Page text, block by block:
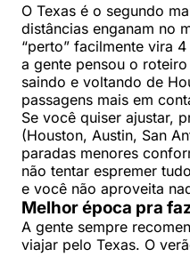
O Texas é o segundo
distâncias enganam no
“perto” facilmente vira
a gente pensou o
saindo e voltando de
passagens mais em
Se você quiser ajustar,
(Houston, Austin, San
paradas menores
não tentar espremer
e você não aproveita
Melhor época pra
A gente sempre
viajar pelo Texas. O